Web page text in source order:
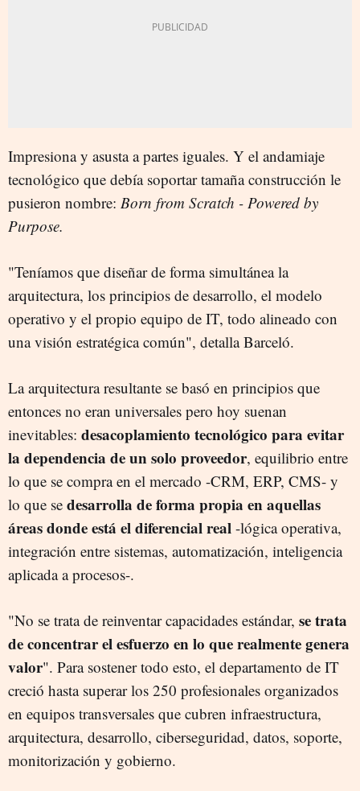
Impresiona y asusta a partes iguales. Y el andamiaje
tecnológico que debía soportar tamaña construcción le
pusieron nombre: Born from Scratch - Powered by
Purpose.
"Teníamos que diseñar de forma simultánea la
arquitectura, los principios de desarrollo, el modelo
operativo y el propio equipo de IT, todo alineado con
una visión estratégica común", detalla Barceló.
La arquitectura resultante se basó en principios que
entonces no eran universales pero hoy suenan
inevitables: desacoplamiento tecnológico para evitar
la dependencia de un solo proveedor, equilibrio entre
lo que se compra en el mercado -CRM, ERP, CMS- y
lo que se desarrolla de forma propia en aquellas
áreas donde está el diferencial real -lógica operativa,
integración entre sistemas, automatización, inteligencia
aplicada a procesos-.
"No se trata de reinventar capacidades estándar, se trata
de concentrar el esfuerzo en lo que realmente genera
valor". Para sostener todo esto, el departamento de IT
creció hasta superar los 250 profesionales organizados
en equipos transversales que cubren infraestructura,
arquitectura, desarrollo, ciberseguridad, datos, soporte,
monitorización y gobierno.